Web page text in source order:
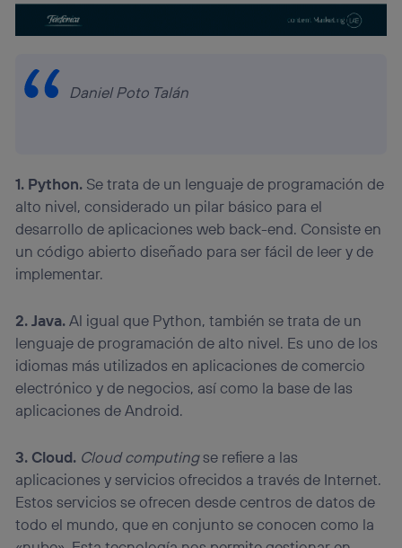
Daniel Poto Talán
1. Python. Se trata de un lenguaje de programación de
alto nivel, considerado un pilar básico para el
desarrollo de aplicaciones web back-end. Consiste en
un código abierto diseñado para ser fácil de leer y de
implementar.
2. Java.Al igual que Python, también se trata de un
lenguaje de programación de alto nivel. Es uno de los
idiomas más utilizados en aplicaciones de comercio
electrónico y de negocios, así como la base de las
aplicaciones de Android.
3. Cloud. Cloud computingse refiere a las
aplicaciones y servicios ofrecidos a través de Internet.
Estos servicios se ofrecen desde centros de datos de
todo el mundo, que en conjunto se conocen como la